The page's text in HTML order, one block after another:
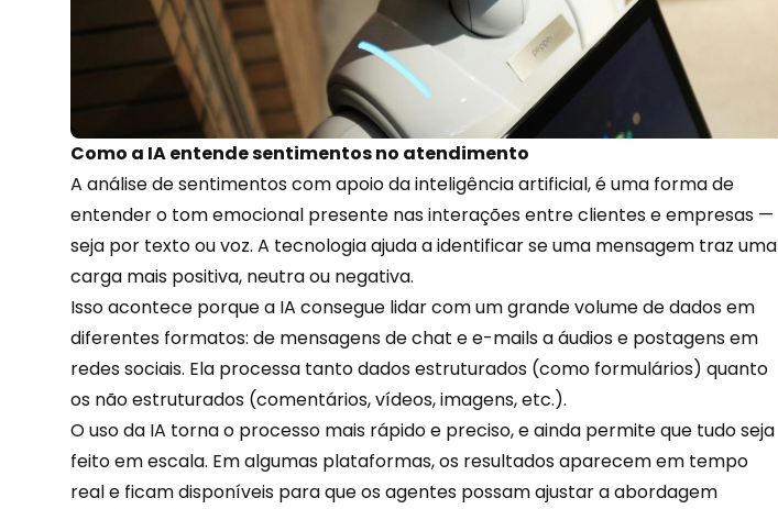
Como a IA entende sentimentos no atendimento
A análise de sentimentos com apoio dainteligência artificial, é uma forma de
entender o tom emocional presente nas interações entre clientes e empresas —
seja por texto ou voz. A tecnologia ajuda a identificar se uma mensagem traz uma
carga mais positiva, neutra ou negativa.
Isso acontece porque a IA consegue lidar com um grande volume de dados em
diferentes formatos: de mensagens de chat ee-mailsa áudios e postagens em
redes sociais. Ela processa tanto dados estruturados (como formulários) quanto
os não estruturados (comentários, vídeos, imagens, etc.).
O uso da IA torna o processo mais rápido e preciso, e ainda permite que tudo seja
feito em escala. Em algumas plataformas, os resultados aparecem em tempo
real e ficam disponíveis para que os agentes possam ajustar a abordagem